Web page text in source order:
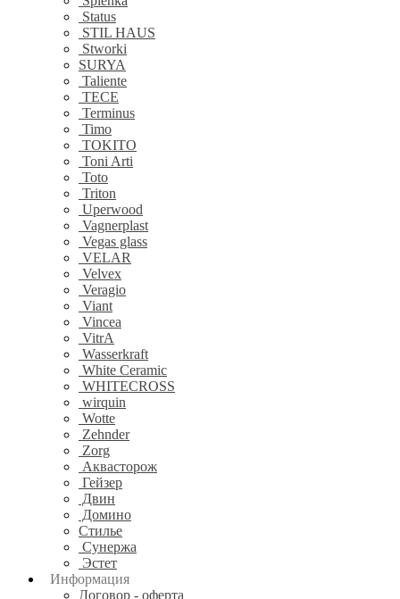
Status
STIL HAUS
Stworki
SURYA
Taliente
TECE
Terminus
Timo
TOKITO
Toni Arti
Toto
Triton
Uperwood
Vagnerplast
Vegas glass
VELAR
Velvex
Veragio
Viant
Vincea
VitrA
Wasserkraft
White Ceramic
WHITECROSS
wirquin
Wotte
Zehnder
Zorg
Аквасторож
Гейзер
Двин
Домино
Стилье
Сунержа
Эстет
Информация
Договор - оферта